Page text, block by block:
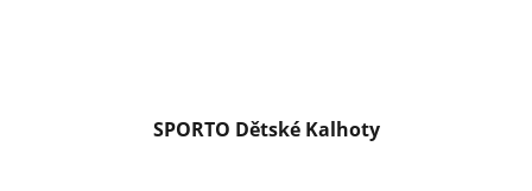
SPORTO Dětské Kalhoty